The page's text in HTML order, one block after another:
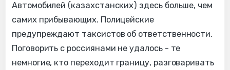
Автомобилей (казахстанских) здесь больше, чем
самих прибывающих. Полицейские
предупреждают таксистов об ответственности.
Поговорить с россиянами не удалось - те
немногие, кто переходит границу, разговаривать